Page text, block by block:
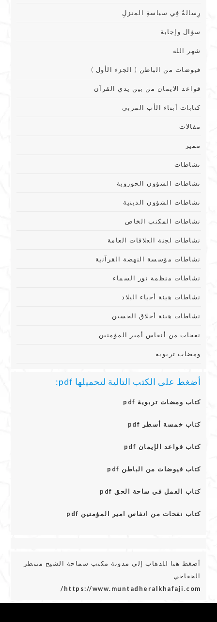
رِسالةٌ فِي سياسةِ المنزلِ
سؤال وإجابة
شهر الله
فيوضات من الباطن ( الجزء الأول )
قواعد الايمان من بين يدي القرآن
كتابات أبناء الأب المربي
مقالات
مميز
نشاطات
نشاطات الشؤون الحوزوية
نشاطات الشؤون الدينية
نشاطات المكنب الخاص
نشاطات لجنة العلاقات العامة
نشاطات مؤسسة النهضة القرآنية
نشاطات منظمة نور السماء
نشاطات هيئة أحياء البلاد
نشاطات هيئة أخلاق الحسين
نفحات من أنفاس أمير المؤمنين
ومضات تربوية
أضغط على الكتب التالية لتحميلها pdf:
كتاب ومضات تربوية pdf
كتاب خمسة أسطر pdf
كتاب قواعد الإيمان pdf
كتاب فيوضات من الباطن pdf
كتاب العمل في ساحة الحق pdf
كتاب نفحات من انفاس امير المؤمنين pdf
أضغط هنا للذهاب إلى مدونة مكتب سماحة الشيخ منتظر
الخفاجي
https://www.muntadheralkhafaji.com/